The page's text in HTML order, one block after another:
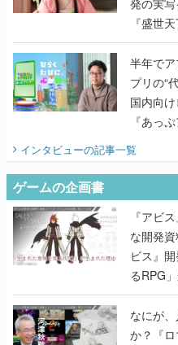
発の実
『盛世
うこだ
半年でアプ
プリの“
国内向
『あっ
てみた
インタビューの記事一覧
ゲームの企画書
『アビ
な開発
ビス』
るRPG
書】
なにが
か？『